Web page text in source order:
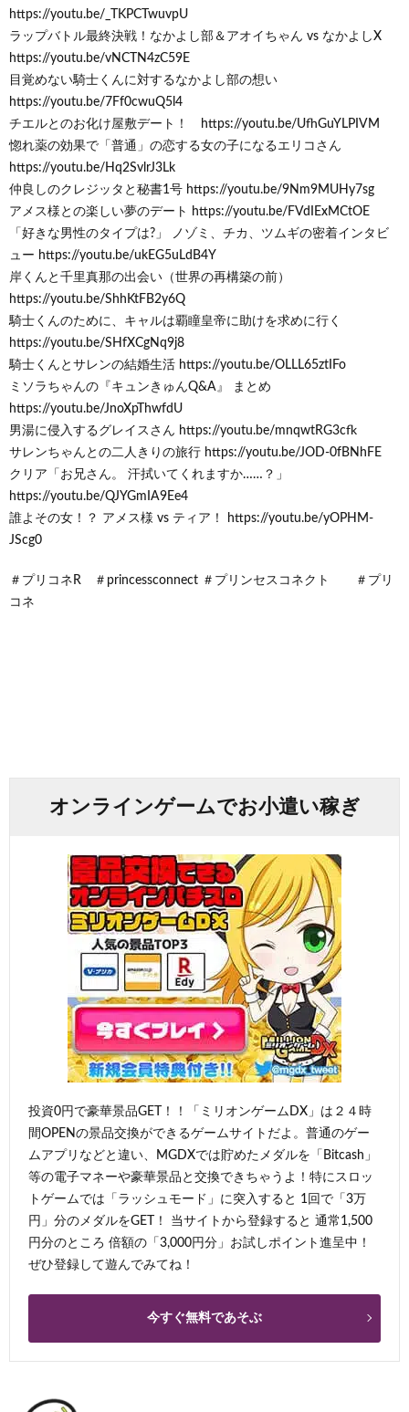
https://youtu.be/_TKPCTwuvpU
ラップバトル最終決戦！なかよし部＆アオイちゃん vs なかよしX
https://youtu.be/vNCTN4zC59E
目覚めない騎士くんに対するなかよし部の想い
https://youtu.be/7Ff0cwuQ5l4
チエルとのお化け屋敷デート！ https://youtu.be/UfhGuYLPIVM
惚れ薬の効果で「普通」の恋する女の子になるエリコさん
https://youtu.be/Hq2SvlrJ3Lk
仲良しのクレジッタと秘書1号 https://youtu.be/9Nm9MUHy7sg
アメス様との楽しい夢のデート https://youtu.be/FVdIExMCtOE
「好きな男性のタイプは?」 ノゾミ、チカ、ツムギの密着インタビ
ュー https://youtu.be/ukEG5uLdB4Y
岸くんと千里真那の出会い（世界の再構築の前）
https://youtu.be/ShhKtFB2y6Q
騎士くんのために、キャルは覇瞳皇帝に助けを求めに行く
https://youtu.be/SHfXCgNq9j8
騎士くんとサレンの結婚生活 https://youtu.be/OLLL65ztIFo
ミソラちゃんの『キュンきゅんQ&A』 まとめ
https://youtu.be/JnoXpThwfdU
男湯に侵入するグレイスさん https://youtu.be/mnqwtRG3cfk
サレンちゃんとの二人きりの旅行 https://youtu.be/JOD-0fBNhFE
クリア「お兄さん。 汗拭いてくれますか……？」
https://youtu.be/QJYGmIA9Ee4
誰よその女！？ アメス様 vs ティア！ https://youtu.be/yOPHM-
JScg0
＃プリコネR ＃princessconnect ＃プリンセスコネクト ＃プリ
コネ
オンラインゲームでお小遣い稼ぎ
投資0円で豪華景品GET！！「ミリオンゲームDX」は２４時
間OPENの景品交換ができるゲームサイトだよ。普通のゲー
ムアプリなどと違い、MGDXでは貯めたメダルを「Bitcash」
等の電子マネーや豪華景品と交換できちゃうよ！特にスロッ
トゲームでは「ラッシュモード」に突入すると 1回で「3万
円」分のメダルをGET！ 当サイトから登録すると 通常1,500
円分のところ 倍額の「3,000円分」お試しポイント進呈中！
ぜひ登録して遊んでみてね！
今すぐ無料であそぶ